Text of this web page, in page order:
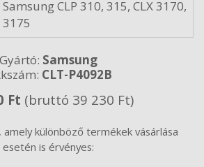
Samsung CLP 310, 315, CLX 3170,
3175
Gyártó: Samsung
CLT-P4092B
Ft (bruttó 39 230 Ft)
különböző termékek vásárlása
esetén is érvényes: